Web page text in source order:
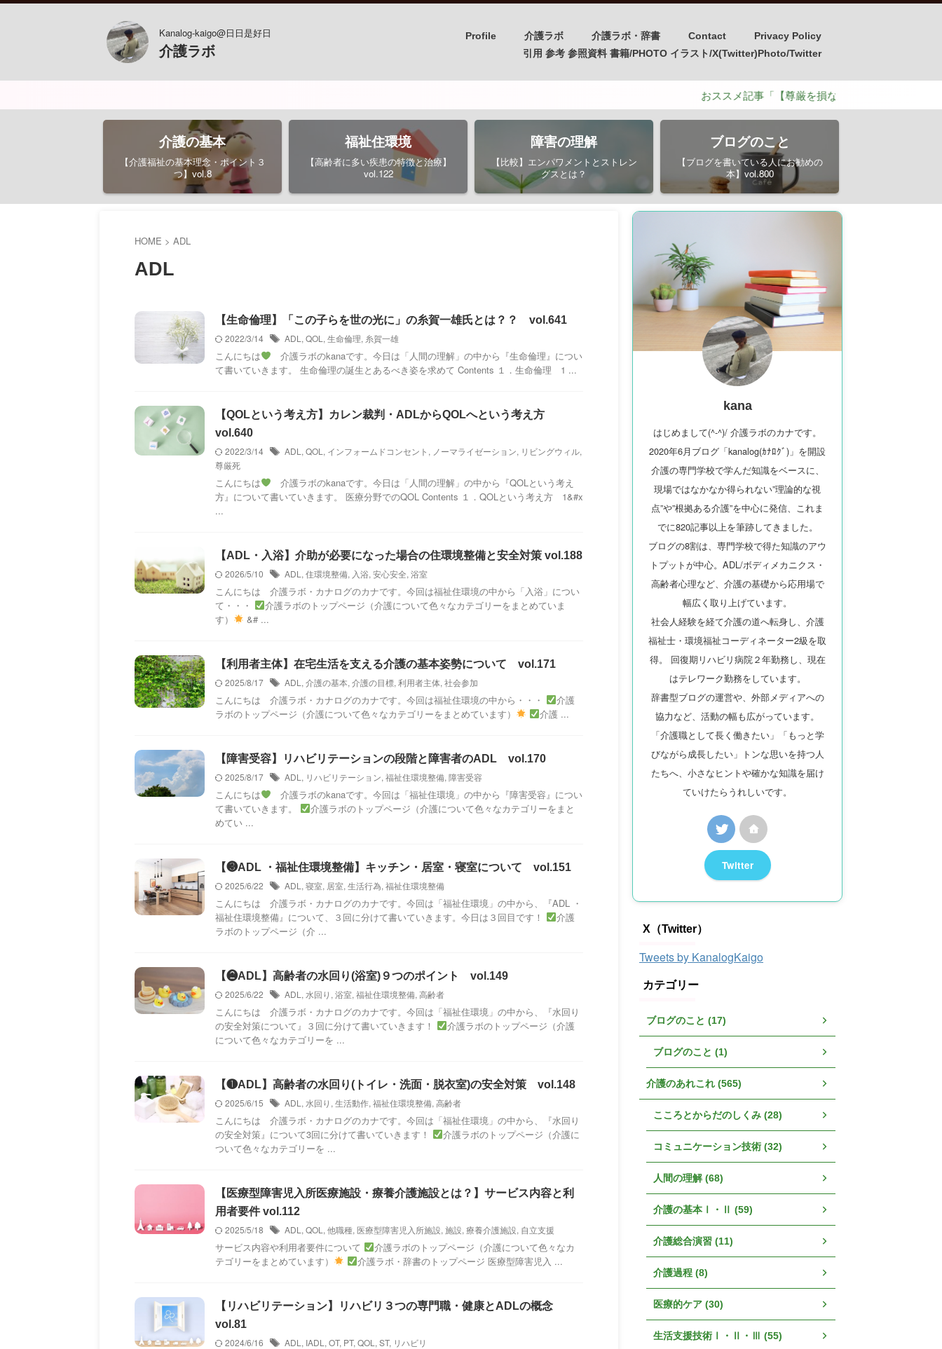
Kanalog-kaigo@日日是好日
介護ラボ
Profile 介護ラボ 介護ラボ・辞書 Contact
Privacy Policy
引用 参考 参照資料 書籍/PHOTO イラスト/X(Twitter)Photo/Twitter
おススメ記事「【尊厳を損なう介護と守るための介護】ポイ
介護の基本
【介護福祉の基本理念・ポイント３
つ】vol.8
福祉住環境
【高齢者に多い疾患の特徴と治療】
vol.122
障害の理解
【比較】エンパワメントとストレン
グスとは？
ブログのこと
【ブログを書いている人にお勧めの
本】vol.800
HOME > ADL
ADL
【生命倫理】「この子らを世の光に」の糸賀一雄氏とは？？ vol.641
2022/3/14
ADL , QOL , 生命倫理, 糸賀一雄
こんにちは
介護ラボのkanaです。今日は「人間の理解」の中から『生命倫理』につい
て書いていきます。 生命倫理の誕生とあるべき姿を求めて Contents １．生命倫理 1 ...
【QOLという考え方】カレン裁判・ADLからQOLへという考え方
vol.640
2022/3/14
ADL , QOL , インフォームドコンセント , ノーマライゼーション, リビングウィル,
尊厳死
こんにちは
介護ラボのkanaです。今日は「人間の理解」の中から『QOLという考え
方』について書いていきます。 医療分野でのQOL Contents １．QOLという考え方 1&#x
...
【ADL・入浴】介助が必要になった場合の住環境整備と安全対策 vol.188
2026/5/10
ADL , 住環境整備, 入浴, 安心安全, 浴室
こんにちは 介護ラボ・カナログのカナです。今回は福祉住環境の中から「入浴」につい
て・・・
介護ラボのトップページ（介護について色々なカテゴリーをまとめていま
す）
&# ...
【利用者主体】在宅生活を支える介護の基本姿勢について vol.171
2025/8/17
ADL , 介護の基本, 介護の目標, 利用者主体, 社会参加
こんにちは 介護ラボ・カナログのカナです。今回は福祉住環境の中から・・・
介護
ラボのトップページ（介護について色々なカテゴリーをまとめています）
介護 ...
【障害受容】リハビリテーションの段階と障害者のADL vol.170
2025/8/17
ADL , リハビリテーション, 福祉住環境整備, 障害受容
こんにちは
介護ラボのkanaです。今回は「福祉住環境」の中から『障害受容』につい
て書いていきます。
介護ラボのトップページ（介護について色々なカテゴリーをまと
めてい ...
【❸ADL ・福祉住環境整備】キッチン・居室・寝室について vol.151
2025/6/22
ADL , 寝室, 居室, 生活行為, 福祉住環境整備
こんにちは 介護ラボ・カナログのカナです。今回は「福祉住環境」の中から、『ADL ・
福祉住環境整備』について、３回に分けて書いていきます。今日は３回目です！
介護
ラボのトップページ（介 ...
【❷ADL】高齢者の水回り(浴室)９つのポイント vol.149
2025/6/22
ADL , 水回り , 浴室, 福祉住環境整備, 高齢者
こんにちは 介護ラボ・カナログのカナです。今回は「福祉住環境」の中から、『水回り
の安全対策について』３回に分けて書いていきます！
介護ラボのトップページ（介護
について色々なカテゴリーを ...
【❶ADL】高齢者の水回り(トイレ・洗面・脱衣室)の安全対策 vol.148
2025/6/15
ADL , 水回り , 生活動作, 福祉住環境整備, 高齢者
こんにちは 介護ラボ・カナログのカナです。今回は「福祉住環境」の中から、『水回り
の安全対策』について3回に分けて書いていきます！
介護ラボのトップページ（介護に
ついて色々なカテゴリーを ...
【医療型障害児入所医療施設・療養介護施設とは？】サービス内容と利
用者要件 vol.112
2025/5/18
ADL , QOL , 他職種, 医療型障害児入所施設, 施設, 療養介護施設, 自立支援
サービス内容や利用者要件について
介護ラボのトップページ（介護について色々なカ
テゴリーをまとめています）
介護ラボ・辞書のトップページ 医療型障害児入 ...
【リハビリテーション】リハビリ３つの専門職・健康とADLの概念
vol.81
2024/6/16
ADL , IADL , OT, PT, QOL , ST, リハビリ
kana
はじめまして(^-^)/ 介護ラボのカナです。
2020年6月ブログ「kanalog(ｶﾅﾛｸﾞ)」を開設
介護の専門学校で学んだ知識をベースに、
現場ではなかなか得られない”理論的な視
点”や”根拠ある介護”を中心に発信、これま
でに820記事以上を筆跡してきました。
ブログの8割は、専門学校で得た知識のアウ
トプットが中心。ADL/ボディメカニクス・
高齢者心理など、介護の基礎から応用場で
幅広く取り上げています。
社会人経験を経て介護の道へ転身し、介護
福祉士・環境福祉コーディネーター2級を取
得。 回復期リハビリ病院２年勤務し、現在
はテレワーク勤務をしています。
辞書型ブログの運営や、外部メディアへの
協力など、活動の幅も広がっています。
「介護職として長く働きたい」「もっと学
びながら成長したい」トンな思いを持つ人
たちへ、小さなヒントや確かな知識を届け
ていけたらうれしいです。
Twitter
X（Twitter）
Tweets by KanalogKaigo
カテゴリー
ブログのこと (17)
ブログのこと (1)
介護のあれこれ (565)
こころとからだのしくみ (28)
コミュニケーション技術 (32)
人間の理解 (68)
介護の基本Ⅰ・Ⅱ (59)
介護総合演習 (11)
介護過程 (8)
医療的ケア (30)
生活支援技術Ⅰ・Ⅱ・Ⅲ (55)